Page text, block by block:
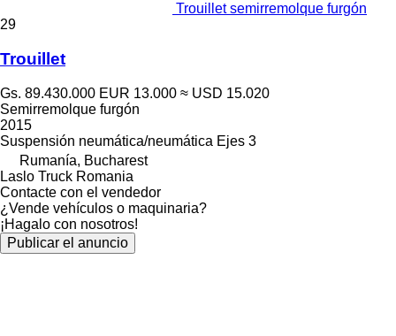
Trouillet semirremolque furgón
29
Trouillet
Gs. 89.430.000 EUR 13.000 ≈ USD 15.020
Semirremolque furgón
2015
Suspensión neumática/neumática Ejes 3
Rumanía, Bucharest
Laslo Truck Romania
Contacte con el vendedor
¿Vende vehículos o maquinaria?
¡Hagalo con nosotros!
Publicar el anuncio